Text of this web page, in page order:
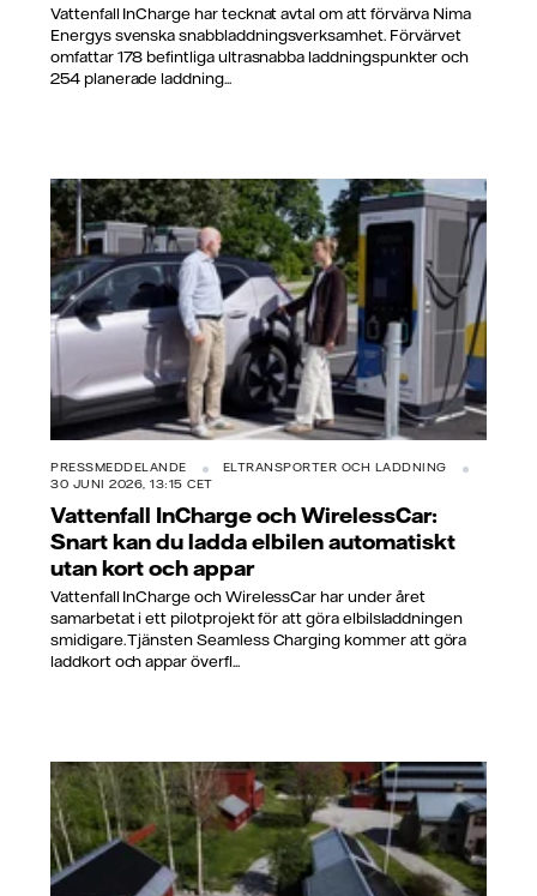
Vattenfall InCharge har tecknat avtal om att förvärva Nima
Energys svenska snabbladdningsverksamhet. Förvärvet
omfattar 178 befintliga ultrasnabba laddningspunkter och
254 planerade laddning...
PRESSMEDDELANDE
ELTRANSPORTER OCH LADDNING
30 JUNI 2026, 13:15 CET
Vattenfall InCharge och WirelessCar:
Snart kan du ladda elbilen automatiskt
utan kort och appar
Vattenfall InCharge och WirelessCar har under året
samarbetat i ett pilotprojekt för att göra elbilsladdningen
smidigare. Tjänsten Seamless Charging kommer att göra
laddkort och appar överfl...